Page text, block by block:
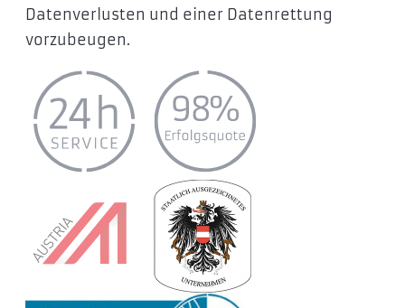
Datenverlusten und einer Datenrettung
vorzubeugen.